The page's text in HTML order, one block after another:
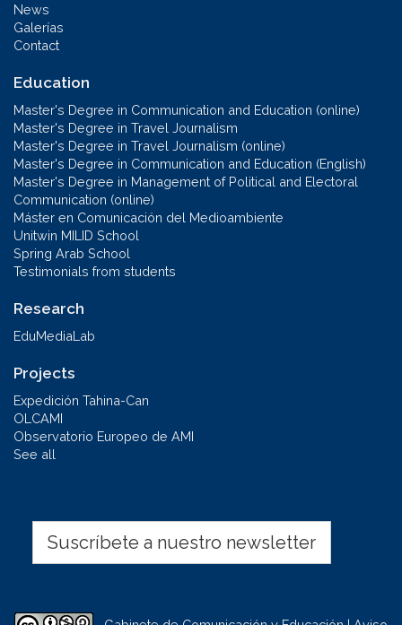
News
Galerías
Contact
Education
Master's Degree in Communication and Education (online)
Master's Degree in Travel Journalism
Master's Degree in Travel Journalism (online)
Master's Degree in Communication and Education (English)
Master's Degree in Management of Political and Electoral
Communication (online)
Máster en Comunicación del Medioambiente
Unitwin MILID School
Spring Arab School
Testimonials from students
Research
EduMediaLab
Projects
Expedición Tahina-Can
OLCAMI
Observatorio Europeo de AMI
See all
Suscríbete a nuestro newsletter